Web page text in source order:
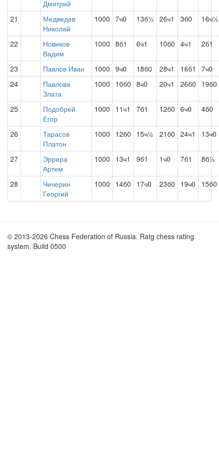
Дмитрий
21
Медведев
Николай
1000 7ч0 13б½ 26ч1 3б0 16ч½
22
Новиков
Вадим
1000 8б1 6ч1 10б0 4ч1 2б1
23 Павлов Иван 1000 9ч0 18б0 28ч1 16б1
7ч0
24
Павлова
Злата
1000 10б0 8ч0 20ч1 26б0 19б0
25
Подобрей
Егор
1000 11ч1 7б1 12б0 6ч0 4б0
26
Тарасов
Платон
1000 12б0 15ч½ 21б0 24ч1 13ч0
27
Эррера
Артем
1000 13ч1 9б1 1ч0 7б1 8б½
28
Чичерин
Георгий
1000 14б0 17ч0 23б0 19ч0 15б0
© 2013-2026 Chess Federation of Russia. Ratg chess rating
system. Build 0500